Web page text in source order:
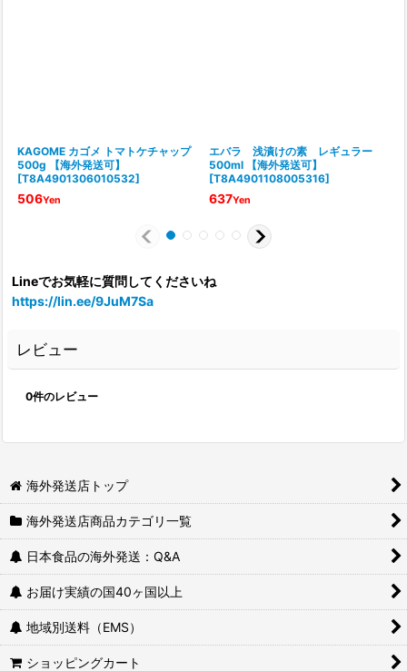
KAGOME カゴメ トマトケチャップ
500g 【海外発送可】
[T8A4901306010532]
506Yen
エバラ 浅漬けの素 レギュラー
500ml 【海外発送可】
[T8A4901108005316]
637Yen
Lineでお気軽に質問してくださいね
https://lin.ee/9JuM7Sa
レビュー
0件のレビュー
海外発送店トップ
海外発送店商品カテゴリ一覧
日本食品の海外発送：Q&A
お届け実績の国40ヶ国以上
地域別送料（EMS）
ショッピングカート